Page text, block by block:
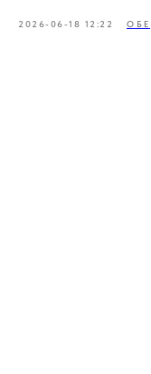
2026-06-18 12:22